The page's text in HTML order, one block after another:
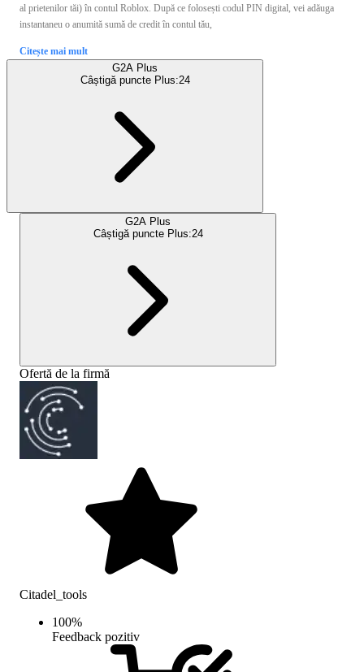
al prietenilor tăi) în contul Roblox. După ce folosești codul PIN digital, vei adăuga
instantaneu o anumită sumă de credit în contul tău,
Citește mai mult
G2A Plus
Câștigă puncte Plus:24
G2A Plus
Câștigă puncte Plus:24
Ofertă de la firmă
Citadel_tools
100%
Feedback pozitiv